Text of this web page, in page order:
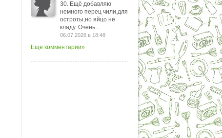
30. Ещё добавляю
немного перец чили,для
остроты,но яйцо не
кладу. Очень...
06.07.2026 в 18:48
Еще комментарии»